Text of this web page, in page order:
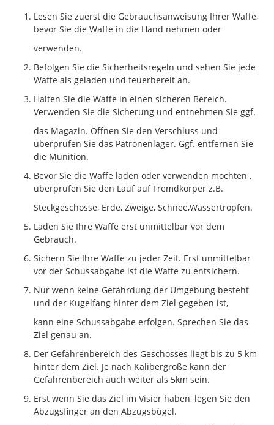
Lesen Sie zuerst die Gebrauchsanweisung Ihrer Waffe,
bevor Sie die Waffe in die Hand nehmen oder
verwenden.
Befolgen Sie die Sicherheitsregeln und sehen Sie jede
Waffe als geladen und feuerbereit an.
Halten Sie die Waffe in einen sicheren Bereich.
Verwenden Sie die Sicherung und entnehmen Sie ggf.
das Magazin. Öffnen Sie den Verschluss und
überprüfen Sie das Patronenlager. Ggf. entfernen Sie
die Munition.
Bevor Sie die Waffe laden oder verwenden möchten ,
überprüfen Sie den Lauf auf Fremdkörper z.B.
Steckgeschosse, Erde, Zweige, Schnee,Wassertropfen.
Laden Sie Ihre Waffe erst unmittelbar vor dem
Gebrauch.
Sichern Sie Ihre Waffe zu jeder Zeit. Erst unmittelbar
vor der Schussabgabe ist die Waffe zu entsichern.
Nur wenn keine Gefährdung der Umgebung besteht
und der Kugelfang hinter dem Ziel gegeben ist,
kann eine Schussabgabe erfolgen. Sprechen Sie das
Ziel genau an.
Der Gefahrenbereich des Geschosses liegt bis zu 5 km
hinter dem Ziel. Je nach Kalibergröße kann der
Gefahrenbereich auch weiter als 5km sein.
Erst wenn Sie das Ziel im Visier haben, legen Sie den
Abzugsfinger an den Abzugsbügel.